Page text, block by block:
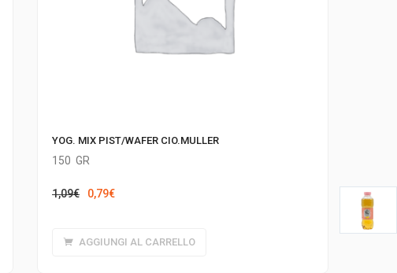
YOG. MIX PIST/WAFER CIO.MULLER
150 GR
1,09€
Il
era:
0,79€Il
è:
AGGIUNGI AL CARRELLO